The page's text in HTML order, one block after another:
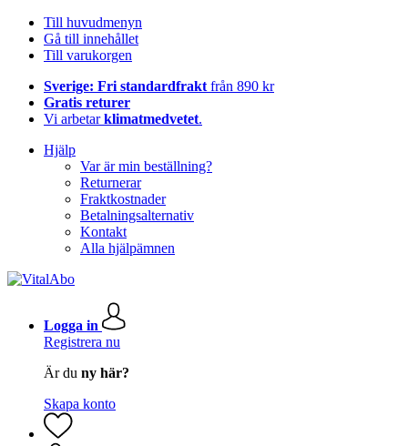
Till huvudmenyn
Gå till innehållet
Till varukorgen
Sverige: Fri standardfrakt från 890 kr
Gratis returer
Vi arbetarklimatmedvetet.
Hjälp
Var är min beställning?
Returnerar
Fraktkostnader
Betalningsalternativ
Kontakt
Alla hjälpämnen
Logga in
Registrera nu
Är du ny här?
Skapa konto